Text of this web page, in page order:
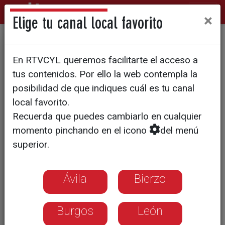
La población de Medina de
Rioseco aumenta
Han conseguido revertir la tendencia
demográfica negativa que arrastraban
desde hace 14 años
Elige tu canal local favorito ×
En RTVCYL queremos facilitarte el acceso a
tus contenidos. Por ello la web contempla la
posibilidad de que indiques cuál es tu canal
local favorito.
Recuerda que puedes cambiarlo en cualquier
momento pinchando en el icono
del menú
superior.
Ávila Bierzo
Burgos León